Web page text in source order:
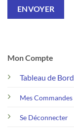
Mon Compte
Tableau de Bord
Mes Commandes
Se Déconnecter